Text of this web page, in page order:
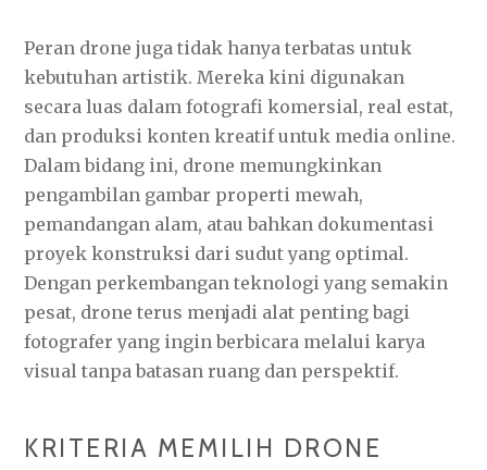
Peran drone juga tidak hanya terbatas untuk
kebutuhan artistik. Mereka kini digunakan
secara luas dalam fotografi komersial, real estat,
dan produksi konten kreatif untuk media online.
Dalam bidang ini, drone memungkinkan
pengambilan gambar properti mewah,
pemandangan alam, atau bahkan dokumentasi
proyek konstruksi dari sudut yang optimal.
Dengan perkembangan teknologi yang semakin
pesat, drone terus menjadi alat penting bagi
fotografer yang ingin berbicara melalui karya
visual tanpa batasan ruang dan perspektif.
KRITERIA MEMILIH DRONE